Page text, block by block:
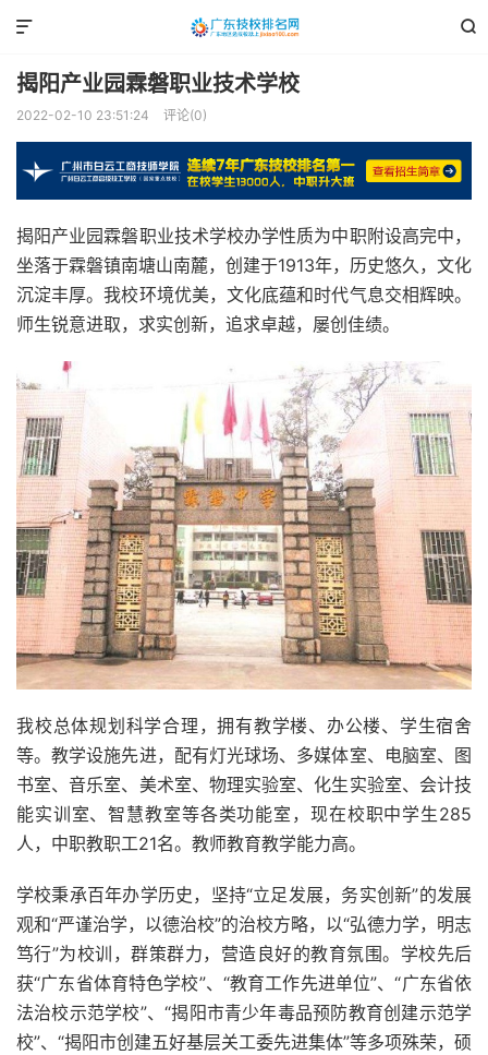


揭阳产业园霖磐职业技术学校
2022-02-10 23:51:24 评论(0)
揭阳产业园霖磐职业技术学校办学性质为中职附设高完中，
坐落于霖磐镇南塘山南麓，创建于1913年，历史悠久，文化
沉淀丰厚。我校环境优美，文化底蕴和时代气息交相辉映。
师生锐意进取，求实创新，追求卓越，屡创佳绩。
我校总体规划科学合理，拥有教学楼、办公楼、学生宿舍
等。教学设施先进，配有灯光球场、多媒体室、电脑室、图
书室、音乐室、美术室、物理实验室、化生实验室、会计技
能实训室、智慧教室等各类功能室，现在校职中学生285
人，中职教职工21名。教师教育教学能力高。
学校秉承百年办学历史，坚持“立足发展，务实创新”的发展
观和“严谨治学，以德治校”的治校方略，以“弘德力学，明志
笃行”为校训，群策群力，营造良好的教育氛围。学校先后
获“广东省体育特色学校”、“教育工作先进单位”、“广东省依
法治校示范学校”、“揭阳市青少年毒品预防教育创建示范学
校”、“揭阳市创建五好基层关工委先进集体”等多项殊荣，硕